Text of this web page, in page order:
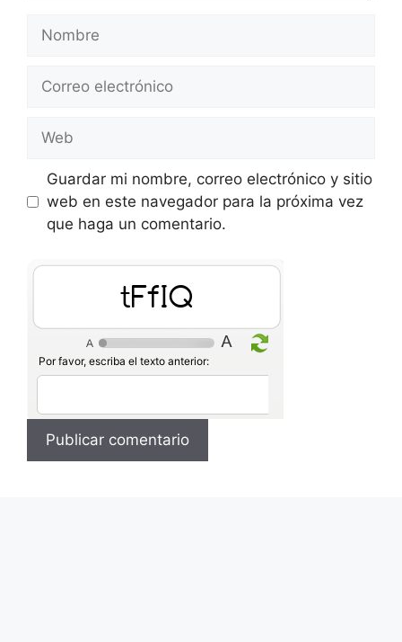
Nombre
Correo
Web
Guardar mi nombre, correo electrónico y sitio
web en este navegador para la próxima vez
que haga un comentario.
lLbZN
Por favor, escriba el texto anterior: